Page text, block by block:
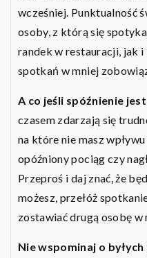
wcześniej. Punktualność
osoby, z którą się
randek w restauracji, jak
spotkań w mniej
A co jeśli spóźnienie
czasem zdarzają się
na które nie masz
opóźniony pociąg czy
Przeproś i daj znać, że
możesz, przełóż
zostawiać drugą osobę w
Nie wspominaj o